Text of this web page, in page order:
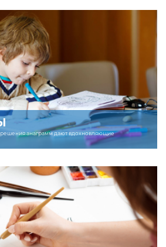
решения анаграмм дают вдохновляющие